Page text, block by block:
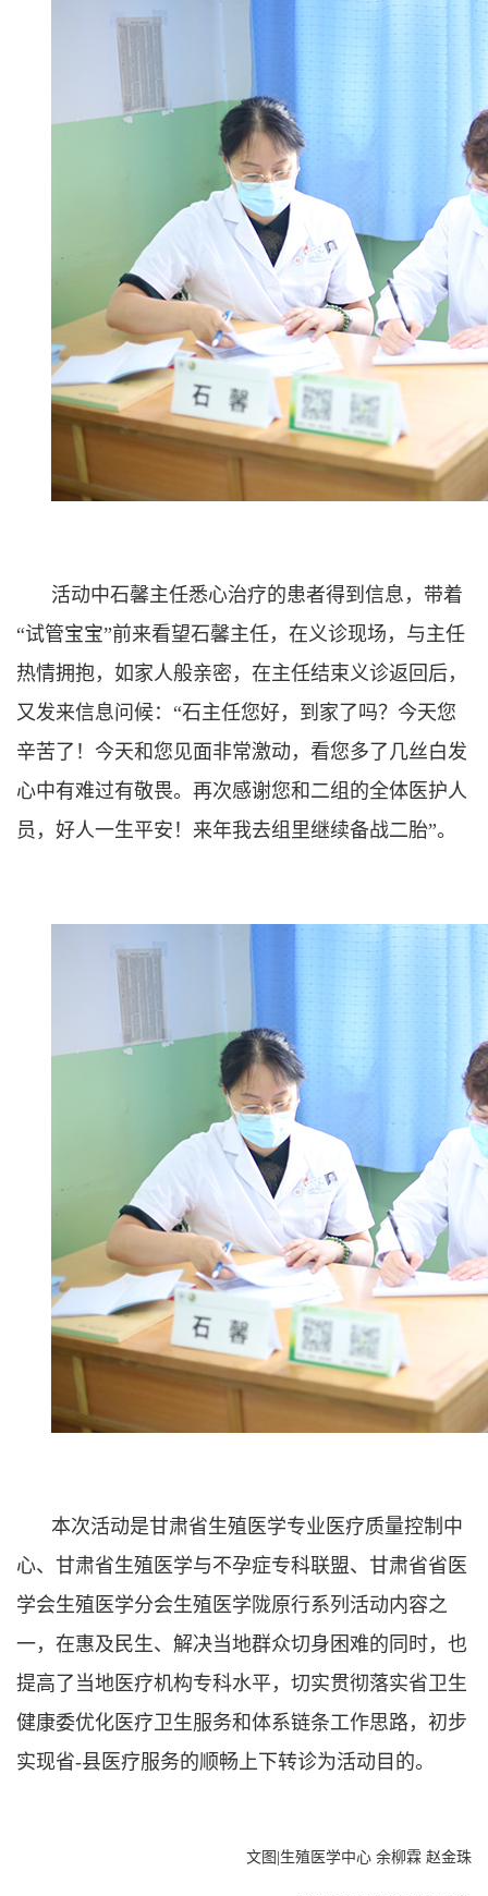
活动中石馨主任悉心治疗的患者得到信息，带着
“试管宝宝”前来看望石馨主任，在义诊现场，与主任
热情拥抱，如家人般亲密，在主任结束义诊返回后，
又发来信息问候：“石主任您好，到家了吗？今天您
辛苦了！今天和您见面非常激动，看您多了几丝白发
心中有难过有敬畏。再次感谢您和二组的全体医护人
员，好人一生平安！来年我去组里继续备战二胎”。
本次活动是甘肃省生殖医学专业医疗质量控制中
心、甘肃省生殖医学与不孕症专科联盟、甘肃省省医
学会生殖医学分会生殖医学陇原行系列活动内容之
一，在惠及民生、解决当地群众切身困难的同时，也
提高了当地医疗机构专科水平，切实贯彻落实省卫生
健康委优化医疗卫生服务和体系链条工作思路，初步
实现省-县医疗服务的顺畅上下转诊为活动目的。
文图|生殖医学中心 余柳霖 赵金珠